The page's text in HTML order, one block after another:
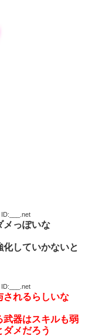
メっぽいな
していかないと
されるらしいな
武器はスキルも弱
メだろう